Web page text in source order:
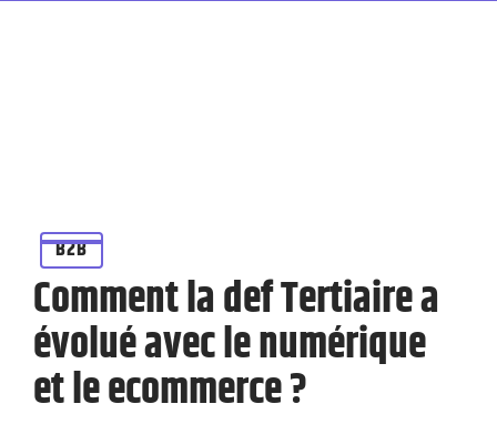
B2B
Comment la def Tertiaire a
évolué avec le numérique
et le ecommerce ?